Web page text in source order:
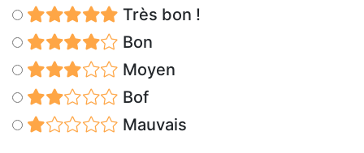
Très bon !
Bon
Moyen
Bof
Mauvais